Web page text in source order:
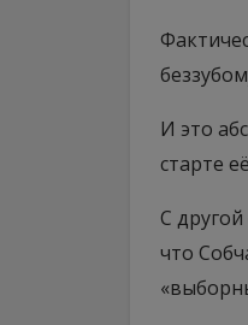
И это
старте
С
что